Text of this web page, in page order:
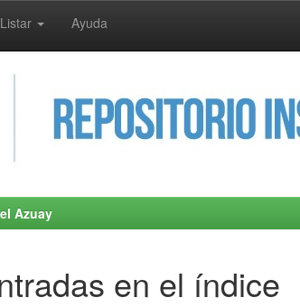
Listar Ayuda
Azuay
en el índice